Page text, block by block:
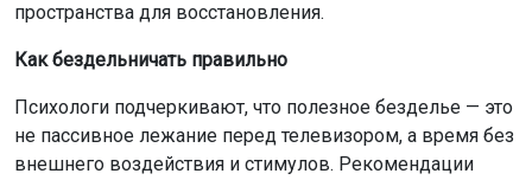
пространства для восстановления.
Как бездельничать правильно
Психологи подчеркивают, что полезное безделье — это
не пассивное лежание перед телевизором, а время без
внешнего воздействия и стимулов. Рекомендации